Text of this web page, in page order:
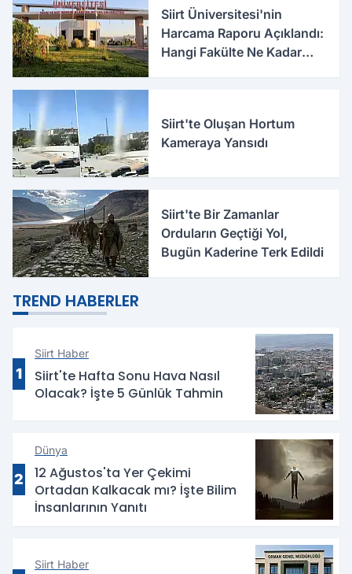
Siirt Üniversitesi'nin
Harcama Raporu Açıklandı:
Hangi Fakülte Ne Kadar
Siirt'te Oluşan Hortum
Kameraya Yansıdı
Siirt'te Bir Zamanlar
Orduların Geçtiği Yol,
Bugün Kaderine Terk Edildi
TREND HABERLER
1
Siirt Haber
Siirt'te Hafta Sonu Hava Nasıl
Olacak? İşte 5 Günlük Tahmin
2
Dünya
12 Ağustos'ta Yer Çekimi
Ortadan Kalkacak mı? İşte Bilim
İnsanlarının Yanıtı
Siirt Haber